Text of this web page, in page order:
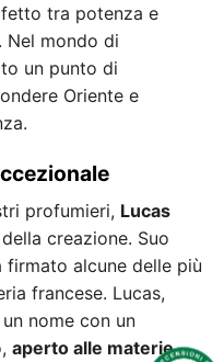
tra potenza e
Nel mondo di
un punto di
Oriente e
profumieri, Lucas
creazione. Suo
firmato alcune delle più
francese. Lucas,
nome con un
aperto alle materie